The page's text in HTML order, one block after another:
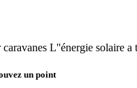
L''énergie solaire
un point